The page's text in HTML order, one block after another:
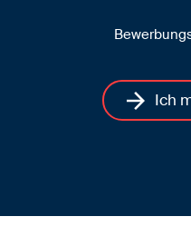
arrow_forward Ich